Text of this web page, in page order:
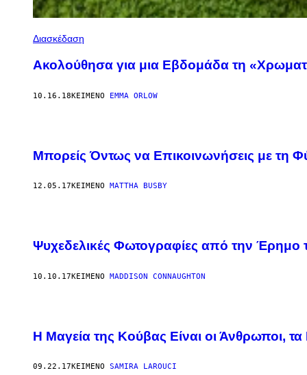
Διασκέδαση
Ακολούθησα για μια Εβδομάδα τη
10.16.18ΚΕΊΜΕΝΟ EMMA ORLOW
Μπορείς Όντως να Επικοινωνήσεις με τη
12.05.17ΚΕΊΜΕΝΟ MATTHA BUSBY
Ψυχεδελικές Φωτογραφίες από την Έρημο
10.10.17ΚΕΊΜΕΝΟ MADDISON CONNAUGHTON
Η Μαγεία της Κούβας Είναι οι Άνθρωποι,
09.22.17ΚΕΊΜΕΝΟ SAMIRA LAROUCI